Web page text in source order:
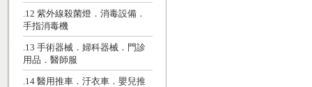
.12 紫外線殺菌燈．消毒設備．
手指消毒機
.13 手術器械．婦科器械．門診
用品．醫師服
.14 醫用推車．汙衣車．嬰兒推